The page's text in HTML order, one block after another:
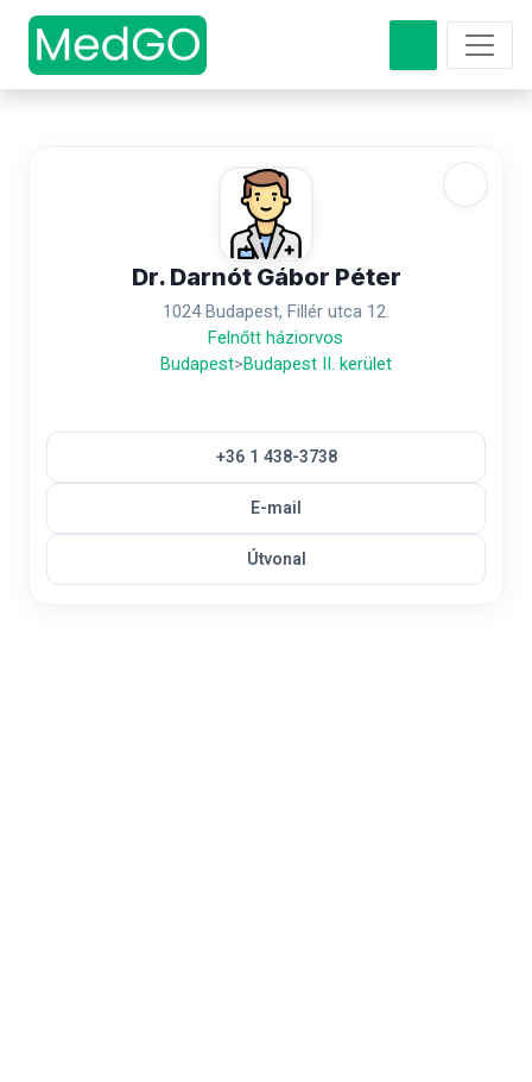
Dr. Darnót Gábor Péter
1024 Budapest, Fillér utca 12.
Felnőtt háziorvos
Budapest>Budapest II. kerület
+36 1 438-3738
E-mail
Útvonal